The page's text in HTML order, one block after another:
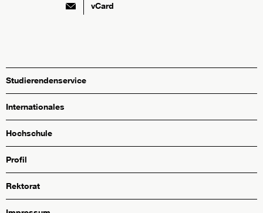
vCard
Studierendenservice
Internationales
Hochschule
Profil
Rektorat